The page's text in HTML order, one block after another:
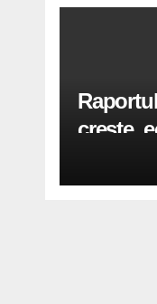
creste,
in a